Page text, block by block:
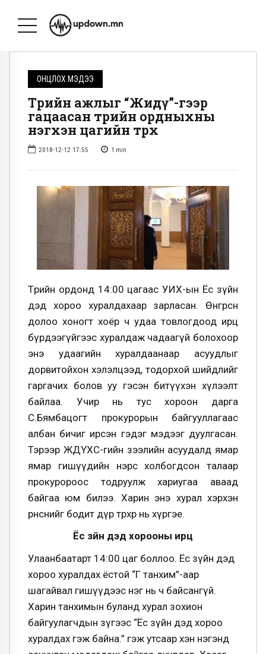
ОНЦЛОХ МЭДЭЭ
Төрийн ажлыг “Жидү”-гээр
гацаасан төрийн ордныхны
нэгхэн цагийн төрх
2018-12-12 17:55 1 min
Төрийн ордонд 14:00 цагаас УИХ-ын Ёс зүйн
дэд хороо хуралдахаар зарласан. Өнгөрсөн
долоо хоногт хоёр ч удаа товлогдоод ирц
бүрдээгүйгээс хуралдаж чадаагүй болохоор
энэ удаагийн хуралдаанаар асуудлыг
дорвитойхон хэлэлцээд, тодорхой шийдлийг
гаргачих болов уу гэсэн битүүхэн хүлээлт
байлаа. Учир нь тус хороон дарга
С.Бямбацогт прокурорын байгууллагаас
албан бичиг ирсэн гэдэг мэдээг дуулгасан.
Тэрээр ЖДҮХС-гийн зээлийн асуудалд ямар
ямар гишүүдийн нэрс холбогдсон талаар
прокуророос тодруулж хариугаа аваад
байгаа юм билээ. Харин энэ хурал хэрхэн
өрнөснийг бодит дүр төрхөөр нь хүргэе.
Ёс зүйн дэд хорооны ирц
Улаанбаатарт 14:00 цаг боллоо. Ёс зүйн дэд
хороо хуралдах ёстой “Г танхим”-аар
шагайвал гишүүдээс нэг нь ч байсангүй.
Харин танхимын буланд хурал зохион
байгуулагчдын зүгээс “Ёс зүйн дэд хороо
хуралдах гэж байна.” гэж утсаар хэн нэгэнд